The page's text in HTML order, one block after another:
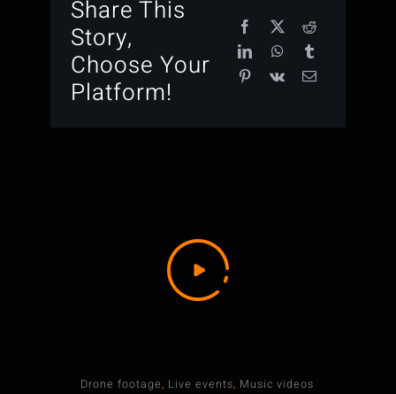
Share This
Story,
Choose Your
Platform!
Drone footage, Live events, Music videos